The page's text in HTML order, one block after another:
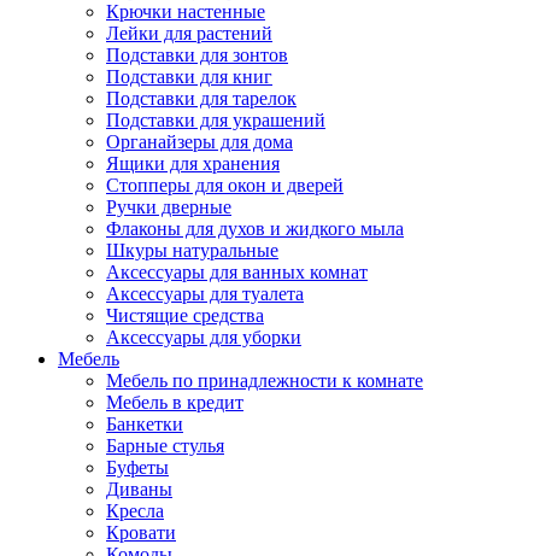
Крючки настенные
Лейки для растений
Подставки для зонтов
Подставки для книг
Подставки для тарелок
Подставки для украшений
Органайзеры для дома
Ящики для хранения
Стопперы для окон и дверей
Ручки дверные
Флаконы для духов и жидкого мыла
Шкуры натуральные
Аксессуары для ванных комнат
Аксессуары для туалета
Чистящие средства
Аксессуары для уборки
Мебель
Мебель по принадлежности к комнате
Мебель в кредит
Банкетки
Барные стулья
Буфеты
Диваны
Кресла
Кровати